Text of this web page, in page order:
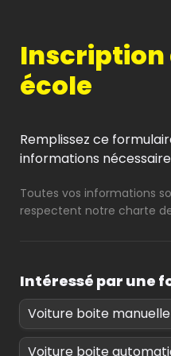
école
Remplissez ce
informations
Toutes vos informations
respectent notre charte
Intéressé par une
Voiture boite manuelle
Voiture boite